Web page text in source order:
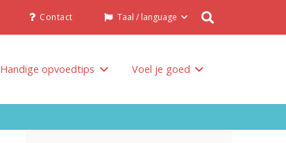
Contact Taal / language
Handige opvoedtips Voel je goed